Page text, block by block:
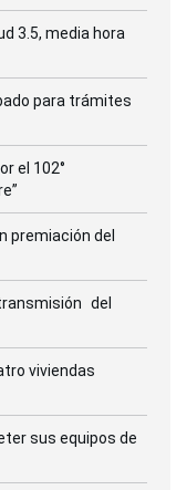
3.5, media hora
para trámites
el 102°
premiación del
del
viviendas
sus equipos de